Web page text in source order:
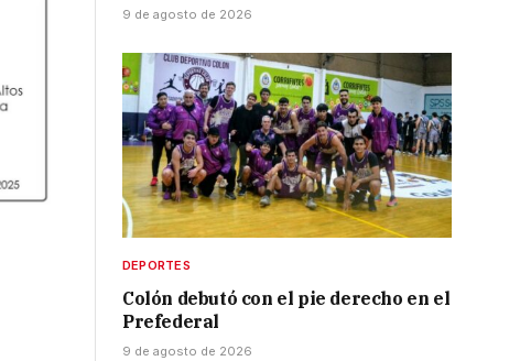
9 de agosto de 2026
DEPORTES
Colón debutó con el pie derecho en el
Prefederal
9 de agosto de 2026